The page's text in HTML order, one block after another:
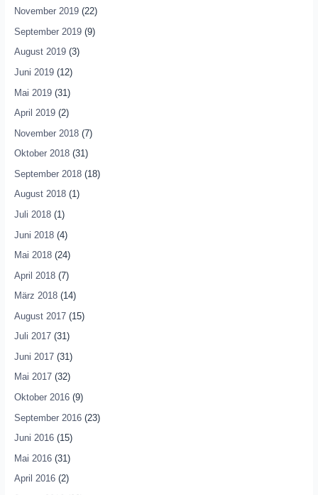
November 2019(22)
September 2019(9)
August 2019(3)
Juni 2019(12)
Mai 2019(31)
April 2019(2)
November 2018(7)
Oktober 2018(31)
September 2018(18)
August 2018(1)
Juli 2018(1)
Juni 2018(4)
Mai 2018(24)
April 2018(7)
März 2018(14)
August 2017(15)
Juli 2017(31)
Juni 2017(31)
Mai 2017(32)
Oktober 2016(9)
September 2016(23)
Juni 2016(15)
Mai 2016(31)
April 2016(2)